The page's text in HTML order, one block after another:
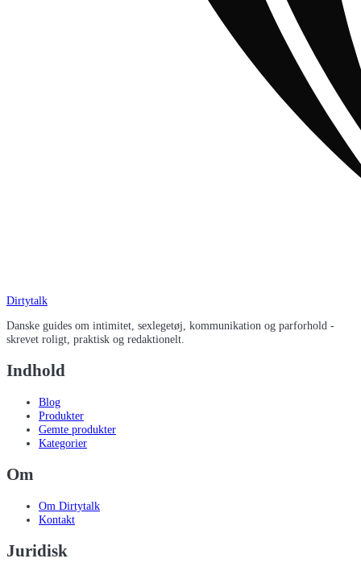
Dirtytalk
Danske guides om intimitet, sexlegetøj, kommunikation og parforhold -
skrevet roligt, praktisk og redaktionelt.
Indhold
Blog
Produkter
Gemte produkter
Kategorier
Om
Om Dirtytalk
Kontakt
Juridisk